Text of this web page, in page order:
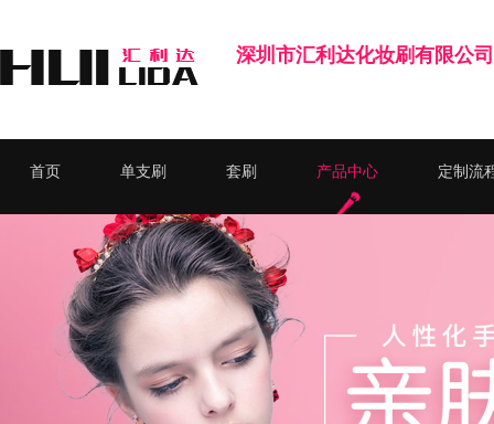
深圳市汇利达化妆刷有限公司
首页 单支刷 套刷 产品中心 定制流